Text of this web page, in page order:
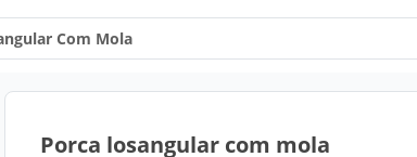
Com Mola
Porca losangular com mola